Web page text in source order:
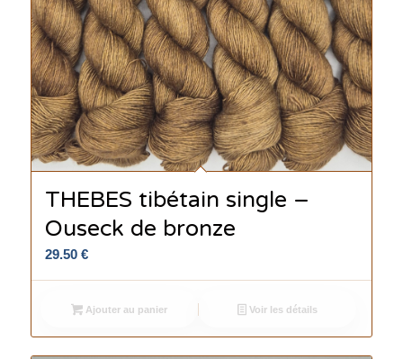
THEBES tibétain single –
Ouseck de bronze
29.50 €
Ajouter au panier Voir les détails